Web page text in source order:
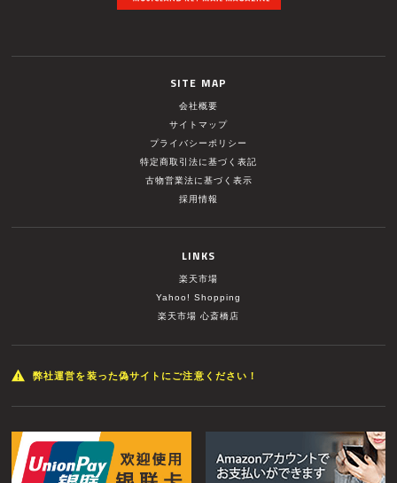
SITE MAP
会社概要
サイトマップ
プライバシーポリシー
特定商取引法に基づく表記
古物営業法に基づく表示
採用情報
LINKS
楽天市場
Yahoo! Shopping
楽天市場 心斎橋店
弊社運営を装った偽サイトにご注意ください！